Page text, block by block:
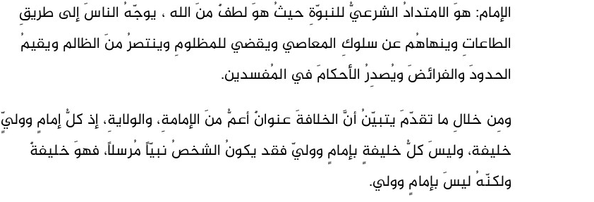
الإمام: هوَ الامتدادُ الشرعيُّ للنبوّةِ حيثُ هوَ لطفٌ منَ الله ، يوجّهُ الناسَ إلى طريقِ
الطاعاتِ وينهاهُم عن سلوكِ المعاصي ويقضي للمظلومِ وينتصرُ منَ الظالم ويقيمُ
الحدودَ والفرائضَ ويُصدِرُ الأحكامَ في المُفسدين.
ومِن خلالِ ما تقدّمَ يتبيّنُ أنَّ الخلافةَ عنوانٌ أعمُّ منَ الإمامةِ، والولايةِ، إذ كلُّ إمامٍ ووليٍّ
خليفة، وليسَ كلُّ خليفةٍ بإمامٍ ووليّ فقد يكونُ الشخصُ نبيّاً مُرسلاً، فهوَ خليفةٌ
ولكنّهُ ليسَ بإمامٍ وولي.